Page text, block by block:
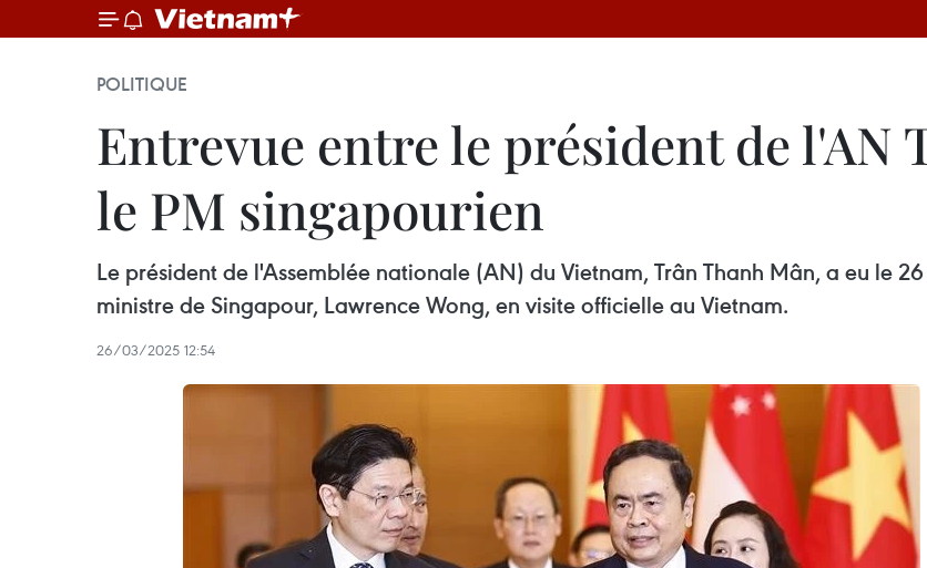
POLITIQUE
Entrevue entre le président de l'AN
le PM singapourien
Le président de l'Assemblée nationale (AN) du Vietnam, Trân Thanh Mân, a eu le
ministre de Singapour, Lawrence Wong, en visite officielle au Vietnam.
26/03/2025 12:54